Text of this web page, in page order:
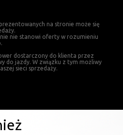
na stronie może się
nie stanowi oferty w rozumieniu
dostarczony do klienta przez
do jazdy. W związku z tym możliwy
sieci sprzedaży.